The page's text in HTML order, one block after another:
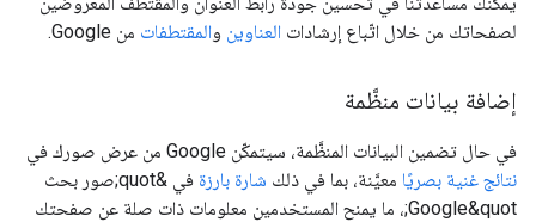
لصفحاتك من خلال اتّباع إرشادات العناوين والمقتطفات من Google.
إضافة بيانات منظَّمة
في حال تضمين البيانات المنظَّمة، سيتمكّن Google من عرض صورك في
نتائج غنية بصريًا معيَّنة، بما في ذلك شارة بارزة
في &quot;صور بحث
Google&quot;، ما يمنح المستخدمين معلومات ذات صلة عن صفحتك